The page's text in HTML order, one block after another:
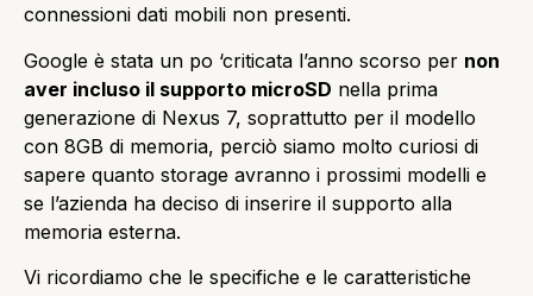
connessioni dati mobili non presenti.
Google è stata un po ‘criticata l’anno scorso per non
aver incluso il supporto microSD nella prima
generazione di Nexus 7, soprattutto per il modello
con 8GB di memoria, perciò siamo molto curiosi di
sapere quanto storage avranno i prossimi modelli e
se l’azienda ha deciso di inserire il supporto alla
memoria esterna.
Vi ricordiamo che le specifiche e le caratteristiche